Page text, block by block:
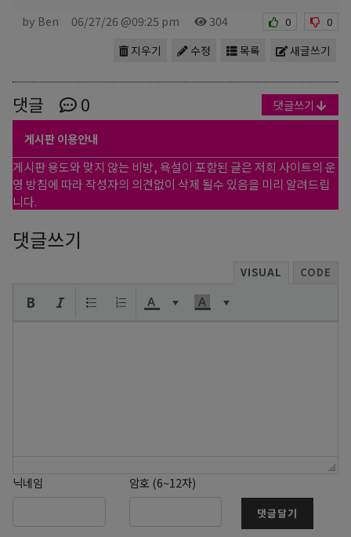
by Ben 06/27/26 @09:25 pm 304 0 0
새글쓰기
목록
수정
지우기
댓글 0 댓글쓰기
게시판 이용안내
게시판 용도와 맞지 않는 비방, 욕설이 포함된 글은 저희 사이트의 운
영 방침에 따라 작성자의 의견없이 삭제 될수 있음을 미리 알려드립
니다.
댓글쓰기
VISUAL CODE
닉네임 암호 (6~12자)
댓글달기